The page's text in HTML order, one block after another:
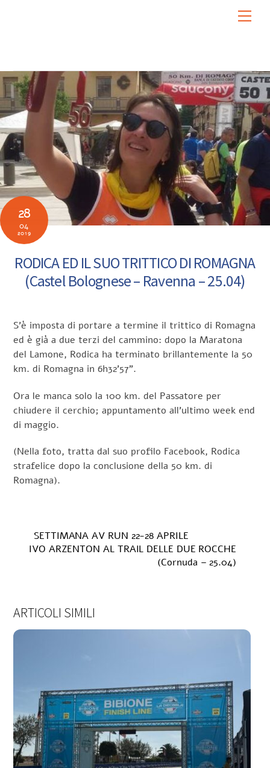
28
04
2019
RODICA ED IL SUO TRITTICO DI ROMAGNA
(Castel Bolognese – Ravenna – 25.04)
S’è imposta di portare a termine il trittico di Romagna
ed è già a due terzi del cammino: dopo la Maratona
del Lamone, Rodica ha terminato brillantemente la 50
km. di Romagna in 6h32’57”.
Ora le manca solo la 100 km. del Passatore per
chiudere il cerchio; appuntamento all’ultimo week end
di maggio.
(Nella foto, tratta dal suo profilo Facebook, Rodica
strafelice dopo la conclusione della 50 km. di
Romagna).
SETTIMANA AV RUN 22-28 APRILE
IVO ARZENTON AL TRAIL DELLE DUE ROCCHE
(Cornuda – 25.04)
ARTICOLI SIMILI